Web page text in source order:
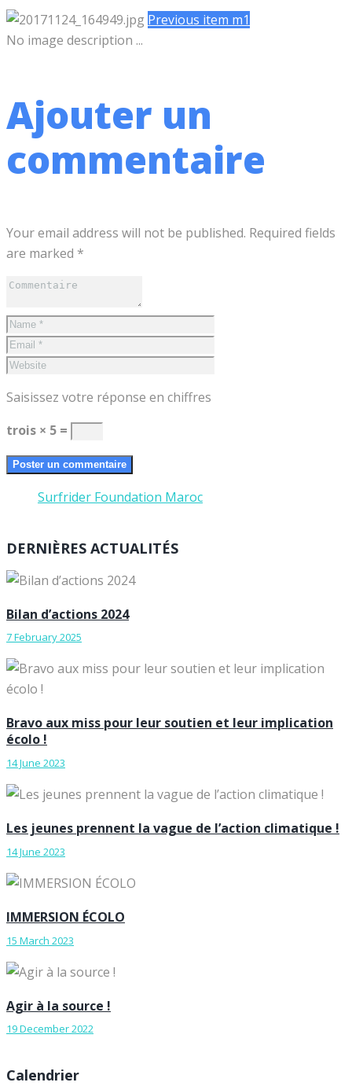
Previous item m1
No image description ...
Ajouter un
commentaire
Your email address will not be published. Required fields
are marked *
Saisissez votre réponse en chiffres
trois × 5 =
Surfrider Foundation Maroc
DERNIÈRES ACTUALITÉS
Bilan d’actions 2024
7 February 2025
Bravo aux miss pour leur soutien et leur implication
écolo !
14 June 2023
Les jeunes prennent la vague de l’action climatique !
14 June 2023
IMMERSION ÉCOLO
15 March 2023
Agir à la source !
19 December 2022
Calendrier